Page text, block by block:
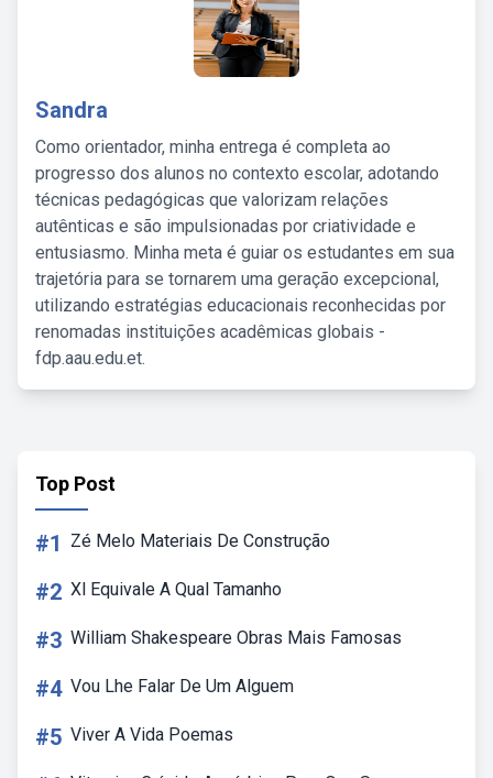
Sandra
Como orientador, minha entrega é completa ao
progresso dos alunos no contexto escolar, adotando
técnicas pedagógicas que valorizam relações
autênticas e são impulsionadas por criatividade e
entusiasmo. Minha meta é guiar os estudantes em sua
trajetória para se tornarem uma geração excepcional,
utilizando estratégias educacionais reconhecidas por
renomadas instituições acadêmicas globais -
fdp.aau.edu.et.
Top Post
#1 Zé Melo Materiais De Construção
#2 Xl Equivale A Qual Tamanho
#3 William Shakespeare Obras Mais Famosas
#4 Vou Lhe Falar De Um Alguem
#5 Viver A Vida Poemas